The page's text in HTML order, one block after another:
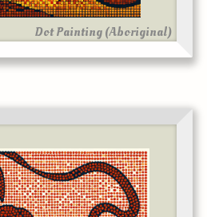
Dot Painting (Aboriginal)